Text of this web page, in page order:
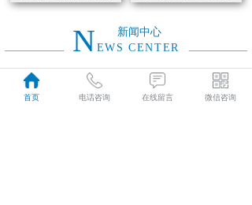
展示
发酵罐 履带式有机肥翻
新闻中心
N EWS CENTER
2026
首页 电话咨询 在线留言 微信咨询